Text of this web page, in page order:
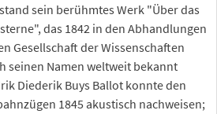
sein berühmtes Werk "Über das
das 1842 in den Abhandlungen
Gesellschaft der Wissenschaften
seinen Namen weltweit bekannt
Diederik Buys Ballot konnte den
1845 akustisch nachweisen;